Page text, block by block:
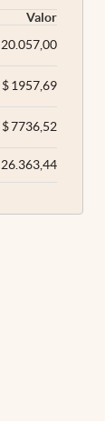
Valor
20.057,00
$1957,69
$7736,52
26.363,44